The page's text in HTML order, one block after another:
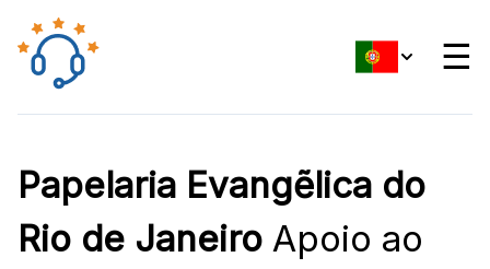
☰
Papelaria Evangẽlica do
Rio de Janeiro Apoio ao